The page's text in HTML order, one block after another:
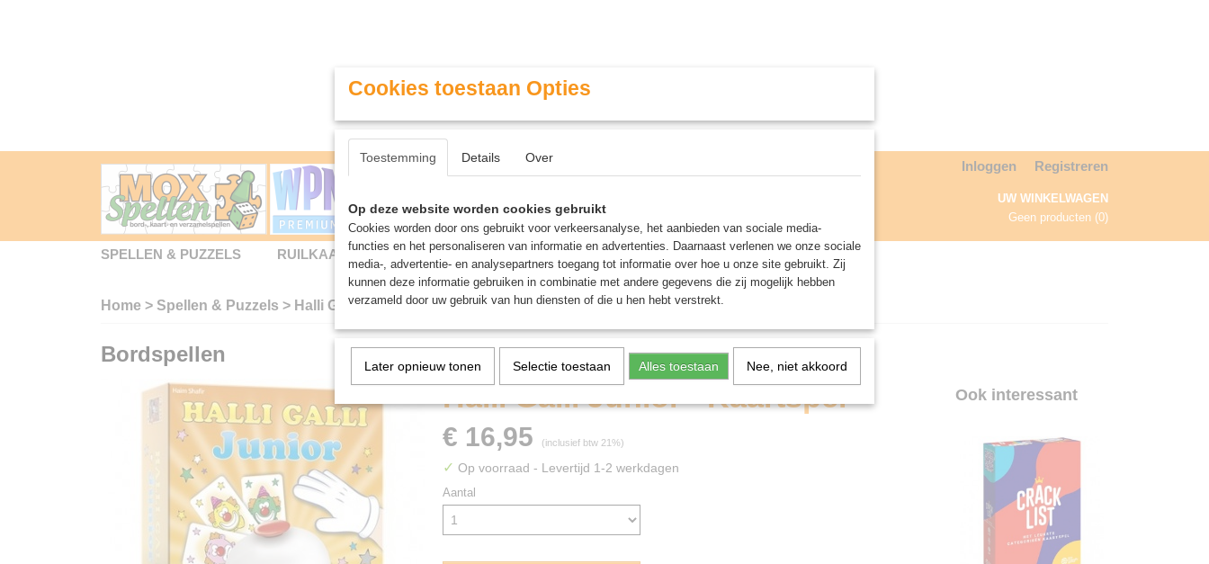
Contact & Openingstijden Inloggen Registreren
UW WINKELWAGEN
Geen producten (0)
SPELLEN & PUZZELS RUILKAARTEN MINIATURE GAMING ROLE PLAYING GAMES AGENDA
Home > Spellen & Puzzels > Halli Galli Junior - Kaartspel
Bordspellen
Halli Galli Junior - Kaartspel
€ 16,95 (inclusief btw 21%)
✓ Op voorraad - Levertijd 1-2 werkdagen
Aantal
Ook interessant
Cookies toestaan Opties
Toestemming Details Over
Op deze website worden cookies gebruikt
Cookies worden door ons gebruikt voor verkeersanalyse, het aanbieden van sociale media-
functies en het personaliseren van informatie en advertenties. Daarnaast verlenen we onze sociale
media-, advertentie- en analysepartners toegang tot informatie over hoe u onze site gebruikt. Zij
kunnen deze informatie gebruiken in combinatie met andere gegevens die zij mogelijk hebben
verzameld door uw gebruik van hun diensten of die u hen hebt verstrekt.
Later opnieuw tonen Selectie toestaan Alles toestaan Nee, niet akkoord